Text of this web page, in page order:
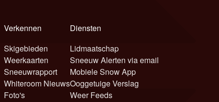
Verkennen
Skigebieden
Weerkaarten
Sneeuwrapport
Whiteroom Nieuws
Foto's
Diensten
Lidmaatschap
Sneeuw Alerten via email
Mobiele Snow App
Ooggetuige Verslag
Weer Feeds